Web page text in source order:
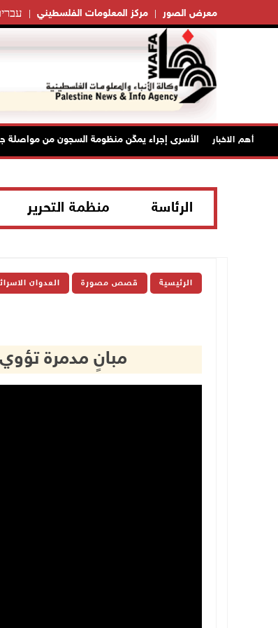
مركز المعلومات الفلسطيني معرض الصور
أهم الاخبار
أمرَ منع زيارات الأسرى إجراء يمكّن منظومة السجون من مواصلة
الرئاسة منظمة التحرير
الرئيسية قصص مصورة العدوان
مبانٍ مدمرة